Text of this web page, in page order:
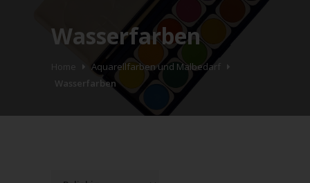
Wasserfarben
Home
Aquarellfarben und Malbedarf
Wasserfarben